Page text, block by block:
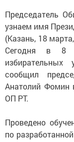
Председатель
узнаем имя
(Казань, 18
Сегодня в 8
сообщил
Анатолий Фомин
ОП РТ.
Проведено
по